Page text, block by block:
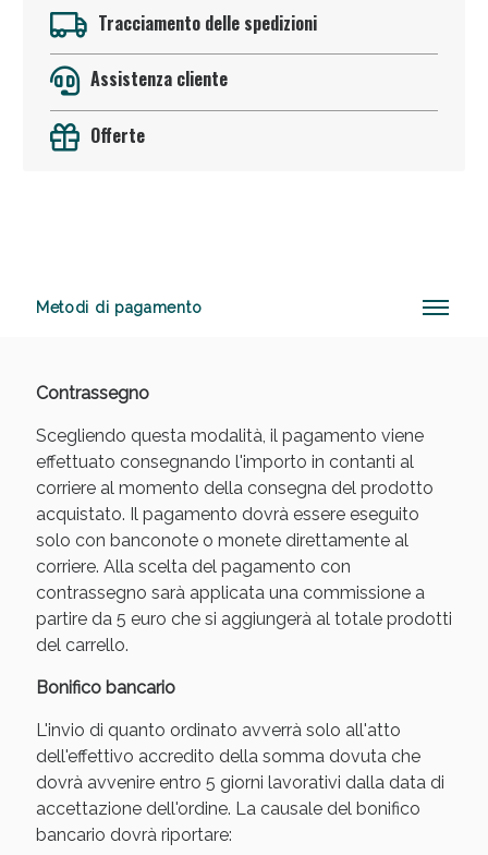
Tracciamento delle spedizioni
Assistenza cliente
Offerte
Metodi di pagamento
Contrassegno
Scegliendo questa modalità, il pagamento viene
effettuato consegnando l'importo in contanti al
corriere al momento della consegna del prodotto
acquistato. Il pagamento dovrà essere eseguito
solo con banconote o monete direttamente al
corriere. Alla scelta del pagamento con
contrassegno sarà applicata una commissione a
partire da 5 euro che si aggiungerà al totale prodotti
del carrello.
Bonifico bancario
L'invio di quanto ordinato avverrà solo all'atto
dell'effettivo accredito della somma dovuta che
dovrà avvenire entro 5 giorni lavorativi dalla data di
accettazione dell'ordine. La causale del bonifico
bancario dovrà riportare:
oggi!
Sconto fino al 55% disponibile oggi!
Vie Urinarie e Prostata: Sconti fino al 45% oggi!